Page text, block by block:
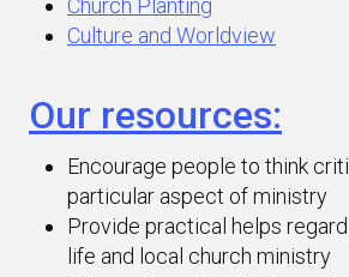
Church Planting
Culture and Worldview
Our resources:
Encourage people to think
particular aspect of ministry
Provide practical helps
life and local church ministry